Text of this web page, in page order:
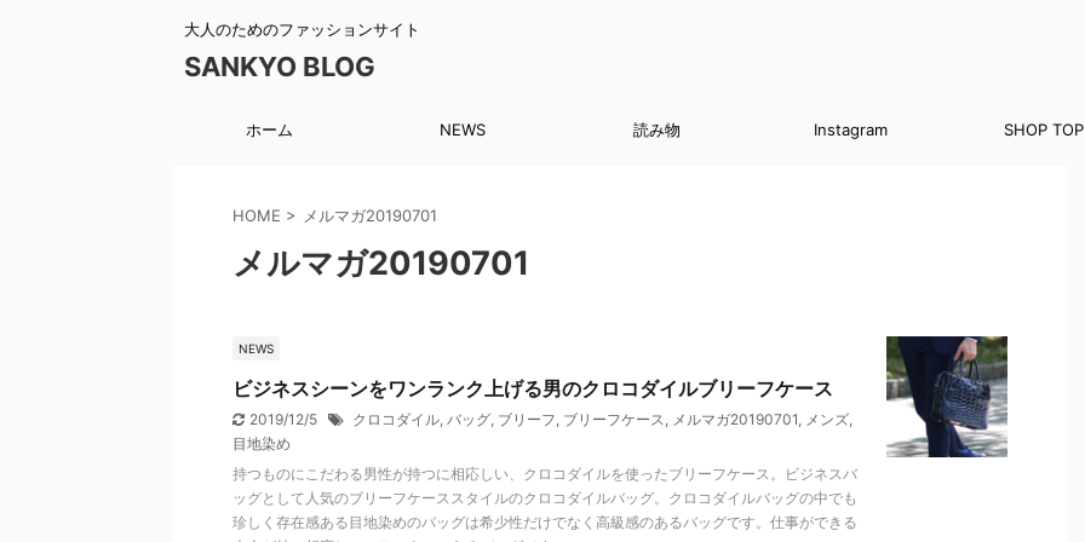
大人のためのファッションサイト
SANKYO BLOG
ホーム NEWS 読み物 Instagram SHOP TOP
HOME > メルマガ20190701
メルマガ20190701
NEWS
ビジネスシーンをワンランク上げる男のクロコダイルブリーフケース
2019/12/5 クロコダイル, バッグ, ブリーフ, ブリーフケース, メルマガ20190701, メンズ,
目地染め
持つものにこだわる男性が持つに相応しい、クロコダイルを使ったブリーフケース。ビジネスバ
ッグとして人気のブリーフケーススタイルのクロコダイルバッグ。クロコダイルバッグの中でも
珍しく存在感ある目地染めのバッグは希少性だけでなく高級感のあるバッグです。仕事ができる